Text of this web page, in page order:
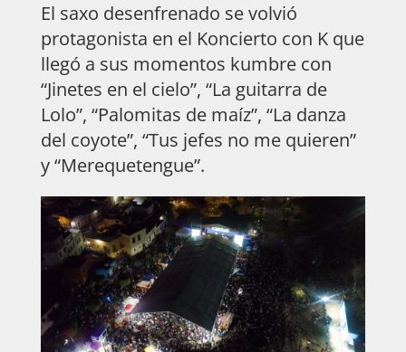
El saxo desenfrenado se volvió
protagonista en el Koncierto con K que
llegó a sus momentos kumbre con
“Jinetes en el cielo”, “La guitarra de
Lolo”, “Palomitas de maíz”, “La danza
del coyote”, “Tus jefes no me quieren”
y “Merequetengue”.